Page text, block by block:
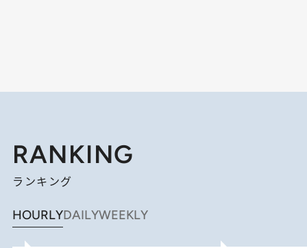
RANKING
ランキング
HOURLYDAILYWEEKLY